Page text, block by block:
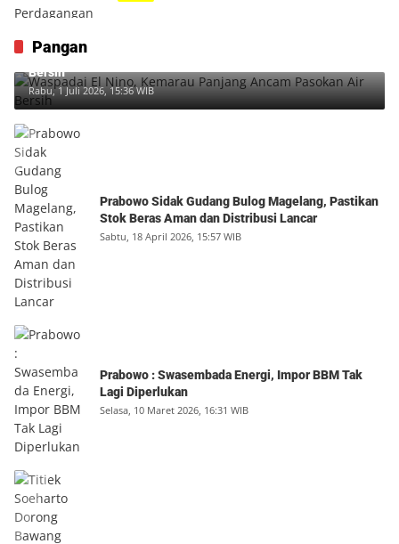
Pangan
Waspadai El Nino, Kemarau Panjang Ancam Pasokan Air
Bersih
Rabu, 1 Juli 2026, 15:36 WIB
Prabowo Sidak Gudang Bulog Magelang, Pastikan
Stok Beras Aman dan Distribusi Lancar
Sabtu, 18 April 2026, 15:57 WIB
Prabowo : Swasembada Energi, Impor BBM Tak
Lagi Diperlukan
Selasa, 10 Maret 2026, 16:31 WIB